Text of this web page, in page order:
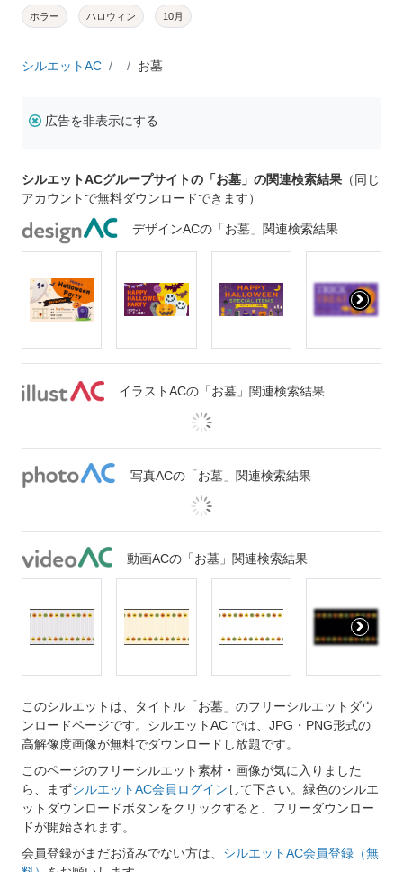
ホラー ハロウィン 10月
シルエットAC お墓
広告を非表示にする
シルエットACグループサイトの「お墓」の関連検索結果 （同じ
アカウントで無料ダウンロードできます）
デザインACの「お墓」関連検索結果
イラストACの「お墓」関連検索結果
写真ACの「お墓」関連検索結果
動画ACの「お墓」関連検索結果
このシルエットは、タイトル「お墓」のフリーシルエットダウ
ンロードページです。シルエットAC では、JPG・PNG形式の
高解像度画像が無料でダウンロードし放題です。
このページのフリーシルエット素材・画像が気に入りました
ら、まずシルエットAC会員ログイン して下さい。緑色のシルエ
ットダウンロードボタンをクリックすると、フリーダウンロー
ドが開始されます。
会員登録がまだお済みでない方は、 シルエットAC会員登録（無